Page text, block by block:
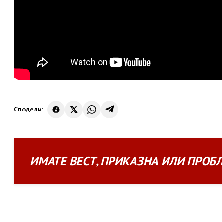
Сподели:
ИМАТЕВЕСТ,ПРИКАЗНА ИЛИ